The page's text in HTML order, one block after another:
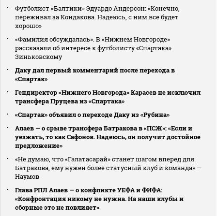
Футболист «Балтики» Эдуардо Андерсон: «Конечно,
переживал за Кондакова. Надеюсь, с ним все будет
хорошо»
«Фамилия обсуждалась». В «Нижнем Новгороде»
рассказали об интересе к футболисту «Спартака»
Зиньковскому
Даку дал первый комментарий после перехода в
«Спартак»
Гендиректор «Нижнего Новгорода» Карасев не исключил
трансфера Пруцева из «Спартака»
«Спартак» объявил о переходе Даку из «Рубина»
Алаев — о срыве трансфера Батракова в «ПСЖ»: «Если и
уезжать, то как Сафонов. Надеюсь, он получит достойное
предложение»
«Не думаю, что «Галатасарай» станет шагом вперед для
Батракова, ему нужен более статусный клуб и команда» —
Наумов
Глава РПЛ Алаев — о конфликте УЕФА и ФИФА:
«Конфронтация никому не нужна. На наши клубы и
сборные это не повлияет»